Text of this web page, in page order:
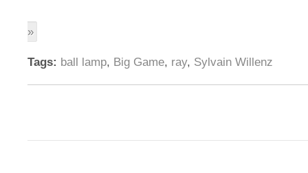
»
Tags: ball lamp, Big Game, ray, Sylvain Willenz